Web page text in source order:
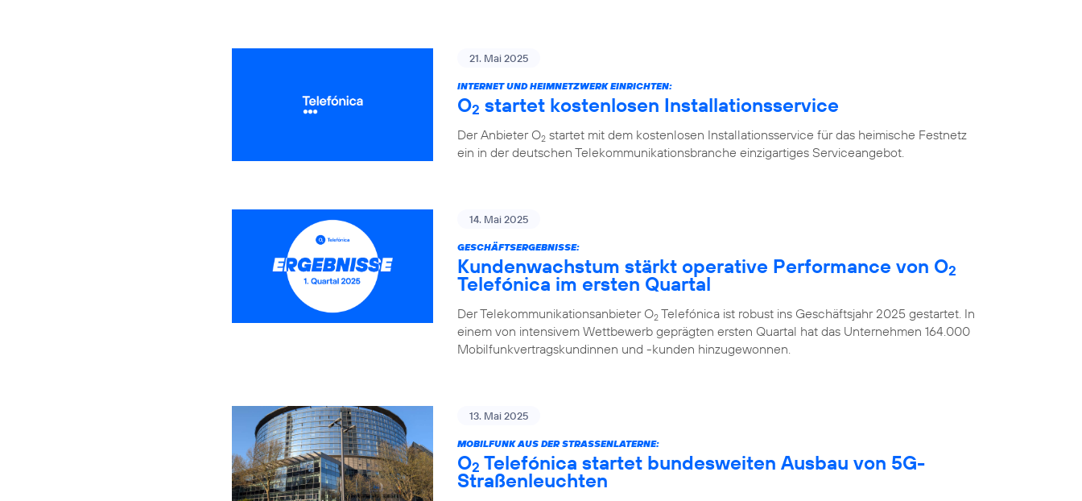
21. Mai 2025
INTERNET UND HEIMNETZWERK EINRICHTEN:
O2 startet kostenlosen Installationsservice
Der Anbieter O2 startet mit dem kostenlosen Installationsservice für das heimische Festnetz
ein in der deutschen Telekommunikationsbranche einzigartiges Serviceangebot.
14. Mai 2025
GESCHÄFTSERGEBNISSE:
Kundenwachstum stärkt operative Performance von O2
Telefónica im ersten Quartal
Der Telekommunikationsanbieter O2 Telefónica ist robust ins Geschäftsjahr 2025 gestartet. In
einem von intensivem Wettbewerb geprägten ersten Quartal hat das Unternehmen 164.000
Mobilfunkvertragskundinnen und -kunden hinzugewonnen.
13. Mai 2025
MOBILFUNK AUS DER STRASSENLATERNE:
O2 Telefónica startet bundesweiten Ausbau von 5G-
Straßenleuchten